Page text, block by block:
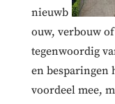
nieuwb
ouw, verbouw
tegenwoordig
en besparingen
voordeel mee,